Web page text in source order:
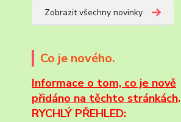
Zobrazit všechny novinky
Co je nového.
Informace o tom, co je nově
přidáno na těchto stránkách.
RYCHLÝ PŘEHLED: